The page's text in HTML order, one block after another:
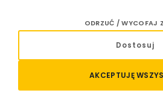
Oferty, taryfy,
ODRZUĆ / WYCOFAJ
Dostosuj
AKCEPTUJĘ